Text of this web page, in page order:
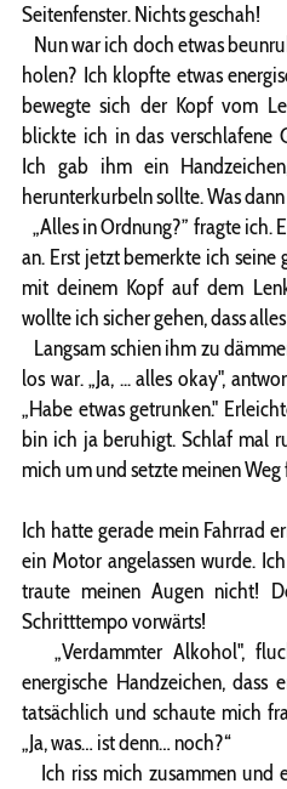
Seitenfenster. Nichts geschah!
Nun war ich doch etwas
holen? Ich klopfte etwas
bewegte sich der Kopf vom
blickte ich in das verschlafene
Ich gab ihm ein
herunterkurbeln sollte. Was
„Alles in Ordnung?” fragte ich.
an. Erst jetzt bemerkte ich seine
mit deinem Kopf auf dem
wollte ich sicher gehen, dass
Langsam schien ihm zu
los war. „Ja, ... alles okay",
„Habe etwas getrunken."
bin ich ja beruhigt. Schlaf mal
mich um und setzte meinen Weg
Ich hatte gerade mein Fahrrad
ein Motor angelassen wurde.
traute meinen Augen nicht!
Schritttempo vorwärts!
„Verdammter Alkohol",
energische Handzeichen,
tatsächlich und schaute mich
„Ja, was… ist denn… noch?“
Ich riss mich zusammen und